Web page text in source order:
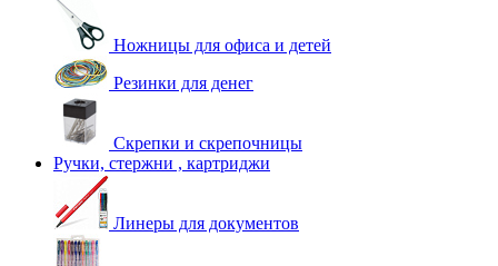
Ножницы для офиса и детей
Резинки для денег
Скрепки и скрепочницы
Ручки, стержни , картриджи
Линеры для документов